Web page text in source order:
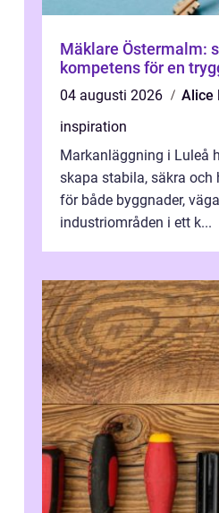
Mäklare Östermalm:
kompetens för en
04 augusti 2026
Alice
inspiration
Markanläggning i Luleå
skapa stabila, säkra och
för både byggnader,
industriområden i ett k...